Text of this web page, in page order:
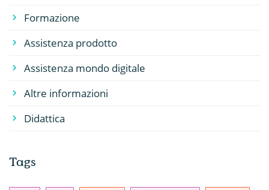
Formazione
Assistenza prodotto
Assistenza mondo digitale
Altre informazioni
Didattica
Tags